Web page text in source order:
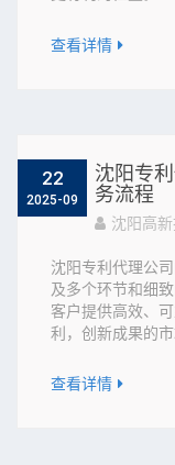
查看详情
22
2025-09
沈阳专
务流程
沈阳高
沈阳专利代理公
及多个环节和细
客户提供高效、
利，创新成果的市
查看详情